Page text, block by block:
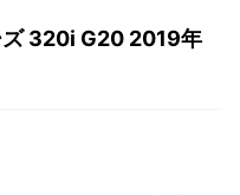
320i G20 2019年